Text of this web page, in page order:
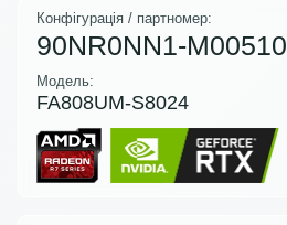
Конфігурація / партномер:
90NR0NN1-M00510
Модель:
FA808UM-S8024